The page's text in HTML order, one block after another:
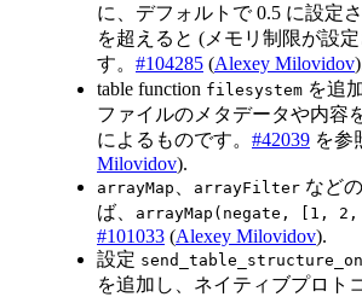
に、デフォルトで 0.5 に設定
を超えると (メモリ制限が設
す。 #104285 (Alexey Milovidov
table function filesystem を追
ファイルのメタデータや内容
によるものです。 #42039 を参
Milovidov).
arrayMap 、 arrayFilter など
ば、
arrayMap(negate, [1,
#101033 (Alexey Milovidov).
設定
を追加し、ネイティブプロト